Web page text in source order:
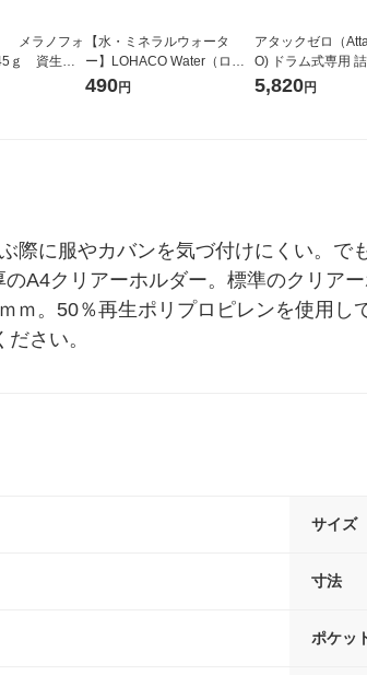
メラノフォ
ｇ 資生
【水・ミネラルウォータ
ー】LOHACO Water（ロハ
コウォーター）2L ラベルレ
490円
アタックゼロ（
O) ドラム式専用
ガジャンボ 2300g
5,820円
際に服やカバンを気づ付けにくい。で
A4クリアーホルダー。標準のクリア
ｍ。50％再生ポリプロピレンを使用
さい。
サイズ
寸法
ポケッ